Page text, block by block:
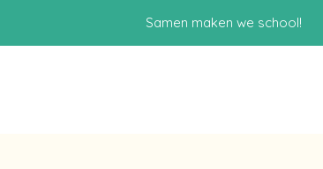
Samen maken we school!